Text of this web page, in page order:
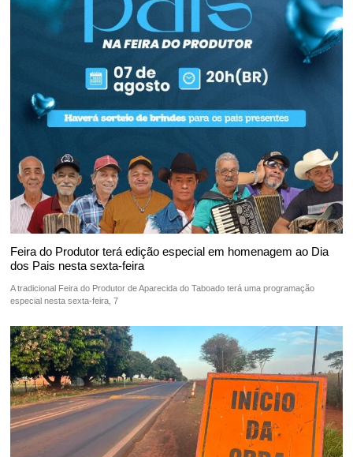
Feira do Produtor terá edição especial em homenagem ao Dia
dos Pais nesta sexta-feira
A tradicional Feira do Produtor de Aparecida do Taboado terá uma programação
especial nesta sexta-feira, 7